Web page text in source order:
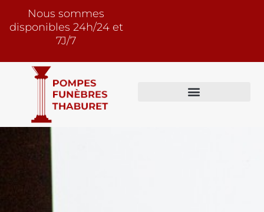
Nous sommes
disponibles 24h/24 et
7J/7